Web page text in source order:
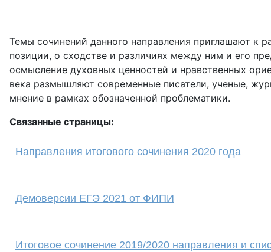
Темы сочинений данного направления приглашают к
позиции, о сходстве и различиях между ним и его
осмысление духовных ценностей и нравственных
века размышляют современные писатели, ученые,
мнение в рамках обозначенной проблематики.
Связанные страницы:
Направления итогового сочинения 2020 года
Демоверсии ЕГЭ 2021 от ФИПИ
Итоговое сочинение 2019/2020 направления и